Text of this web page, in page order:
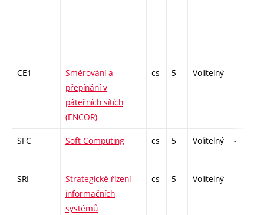
CE1
Směrování a
přepínání v
páteřních sítích
(ENCOR)
cs 5 Volitelný -
SFC Soft Computing cs 5 Volitelný -
SRI
Strategické řízení
informačních
systémů
cs 5 Volitelný -